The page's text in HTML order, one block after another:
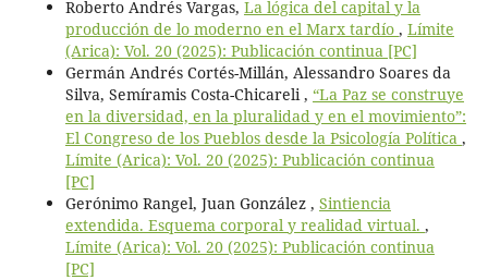
Roberto Andrés Vargas, La lógica del capital y la
producción de lo moderno en el Marx tardío , Límite
(Arica): Vol. 20 (2025): Publicación continua [PC]
Germán Andrés Cortés-Millán, Alessandro Soares da
Silva, Semíramis Costa-Chicareli , “La Paz se construye
en la diversidad, en la pluralidad y en el movimiento”:
El Congreso de los Pueblos desde la Psicología Política ,
Límite (Arica): Vol. 20 (2025): Publicación continua
[PC]
Gerónimo Rangel, Juan González , Sintiencia
extendida. Esquema corporal y realidad virtual. ,
Límite (Arica): Vol. 20 (2025): Publicación continua
[PC]